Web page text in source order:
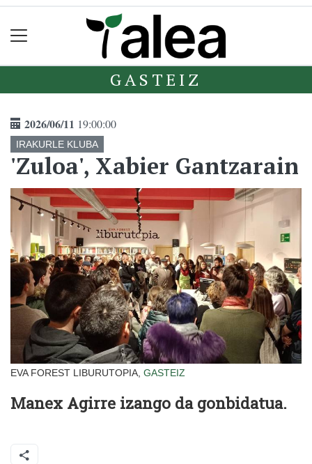
GASTEIZ
2026/06/11 19:00:00
IRAKURLE KLUBA
'Zuloa', Xabier Gantzarain
EVA FOREST LIBURUTOPIA, GASTEIZ
Manex Agirre izango da gonbidatua.